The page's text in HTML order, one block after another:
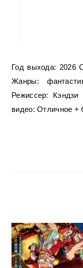
Год выхода: 2026 Страна производства: США, Япония
Жанры:
Режиссер:
видео: Отличное +